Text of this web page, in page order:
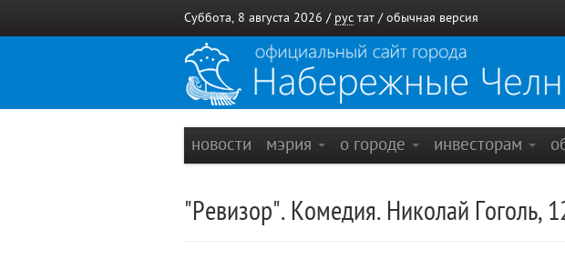
Суббота, 8 августа 2026 / рус тат / обычная версия
новости мэрия о городе инвесторам
"Ревизор". Комедия. Николай Гоголь,